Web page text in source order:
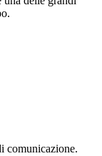
comunicazione.